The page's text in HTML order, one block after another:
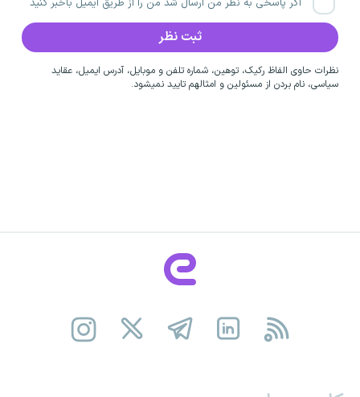
نظرات حاوی الفاظ رکیک، توهین، شماره تلفن و موبایل، آدرس ایمیل، عقاید
سیاسی، نام بردن از مسئولین و امثالهم تایید نمیشود.